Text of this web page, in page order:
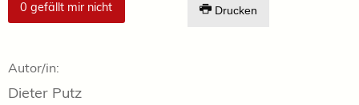
0 gefällt mir nicht Drucken
Autor/in:
Dieter Putz